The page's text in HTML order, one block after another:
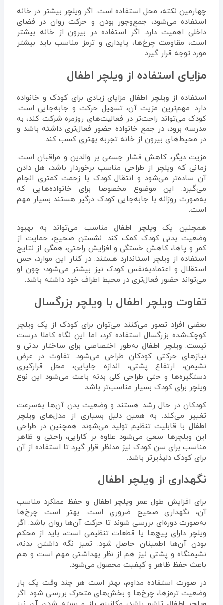
چهارمین نکته، محل استفاده است. اگر ویلچر بیشتر در خانه
استفاده می‌شود، جمع‌وجور بودن و حرکت روان در فضای
داخلی اهمیت دارد. اگر استفاده در بیرون از خانه بیشتر
است، مقاومت چرخ‌ها، پایداری و ترمز مناسب باید بیشتر
مورد توجه قرار گیرد.
مزایای استفاده از ویلچر اطفال
استفاده از ویلچر اطفال مزایای زیادی برای کودک و خانواده
دارد. مهم‌ترین مزیت آن، تسهیل حرکت و جابه‌جایی است.
کودک می‌تواند راحت‌تر در فعالیت‌های روزمره شرکت کند، به
مدرسه برود، در جمع خانواده حضور فعال‌تری داشته باشد و
در محیط‌های بیرون از خانه تجربه بهتری کسب کند.
مزیت دیگر، کاهش فشار جسمی بر والدین و مراقبان است.
زمانی که ویلچر از طراحی مناسب برخوردار باشد، هل دادن
آن ساده‌تر می‌شود و انتقال کودک با زحمت کمتری انجام
می‌گیرد. این موضوع مخصوصا برای خانواده‌هایی که
به‌صورت روزانه با جابه‌جایی کودک درگیر هستند بسیار مهم
است.
همچنین یکویلچر اطفال مناسب می‌تواند به بهبود
وضعیت بدنی کودک کمک کند. نشستن صحیح، حمایت از
کمر و پاها، کاهش خستگی و افزایش راحتی، همگی از نتایج
استفاده از ویلچر استاندارد هستند. در کنار این موارد، حس
استقلال و اعتمادبه‌نفس کودک نیز بیشتر می‌شود؛ چون او
می‌تواند حضور فعال‌تری در محیط اطراف خود داشته باشد.
تفاوت ویلچر اطفال با ویلچر بزرگسال
بعضی افراد تصور می‌کنند می‌توان برای کودک از یک ویلچر
کوچک‌شده بزرگسال استفاده کرد، اما این نگاه کاملا درست
نیست.ویلچر اطفال به‌طور اختصاصی برای ساختار بدنی و
نیازهای حرکتی کودکان طراحی می‌شود. تفاوت در عرض
نشیمن، ارتفاع پشتی، اندازه جاپایی، محل قرارگیری
دستگیره‌ها و حتی طراحی کلی بدنه باعث می‌شود این نوع
ویلچر برای کودک بسیار مناسب‌تر باشد.
کودکان در حال رشد هستند و وضعیت بدن آن‌ها به‌سرعت
تغییر می‌کند. به همین دلیل بسیاری از مدل‌هایویلچر
اطفال با قابلیت تنظیم تولید می‌شوند. همچنین در طراحی
این ویلچرها سعی می‌شود علاوه بر کارایی، راحتی و ظاهر
مناسب برای سن کودک نیز مدنظر قرار گیرد تا استفاده از آن
برای کودک دلپذیرتر باشد.
نگهداری از ویلچر اطفال
برای افزایش طول عمر ویلچر اطفال و حفظ عملکرد مناسب
آن، نگهداری صحیح ضروری است. بهتر است چرخ‌ها
به‌صورت دوره‌ای بررسی شوند تا حرکت آن‌ها روان باشد. اگر
ویلچر دارای پیچ‌ها یا قطعات تنظیمی است، باید از محکم
بودن آن‌ها اطمینان حاصل شود. تمیز نگه داشتن بدنه،
نشیمنگاه و پشتی نیز هم از نظر بهداشتی مهم است و هم
باعث حفظ ظاهر و کیفیت محصول می‌شود.
در صورت استفاده مداوم، بهتر است هر چند وقت یک بار
وضعیت ترمزها، چرخ‌ها و بخش‌های متحرک بررسی شود. اگر